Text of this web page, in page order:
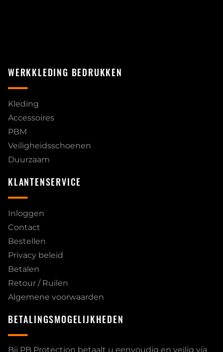
WERKKLEDING BEDRUKKEN
Kleding
Accessoires
PBM
Veiligheidsschoenen
Duurzaam
KLANTENSERVICE
Inloggen
Contact
Bestellen
Privacy beleid
Betalen
Retour / Ruilen
Algemene voorwaarden
BETALINGSMOGELIJKHEDEN
Bij PB Protection betaalt u eenvoudig en veilig via